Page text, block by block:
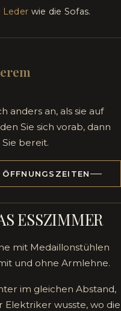
Leder wie die Sofas.
anders an, als sie auf
Sie sich vorab, dann
bereit.
ESSZIMMER
mit Medaillonstühlen
und ohne Armlehne.
im gleichen Abstand,
Elektriker wusste, wo die